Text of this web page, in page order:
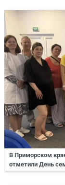
В Приморском
отметили День